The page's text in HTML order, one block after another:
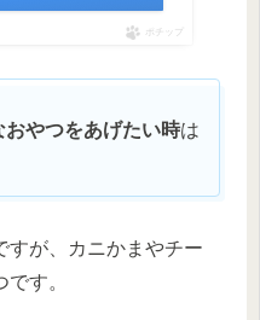
ポチップ
やつをあげたい時は
すが、カニかまやチー
す。